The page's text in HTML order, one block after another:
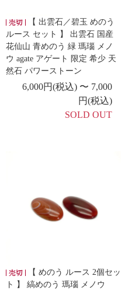
【 出雲石／碧玉 めのう
ルース セット 】 出雲石 国産
花仙山 青めのう 緑 瑪瑙 メノ
ウ agate アゲート 限定 希少 天
然石 パワーストーン
6,000円(税込) 〜 7,000
円(税込)
SOLD OUT
【 めのう ルース 2個セッ
ト 】 縞めのう 瑪瑙 メノウ